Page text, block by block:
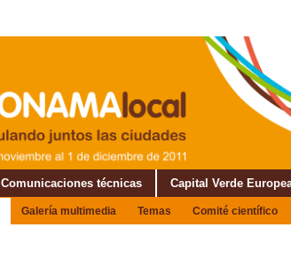
Comunicaciones técnicas Capital Verde
Galería multimedia Temas Comité científico